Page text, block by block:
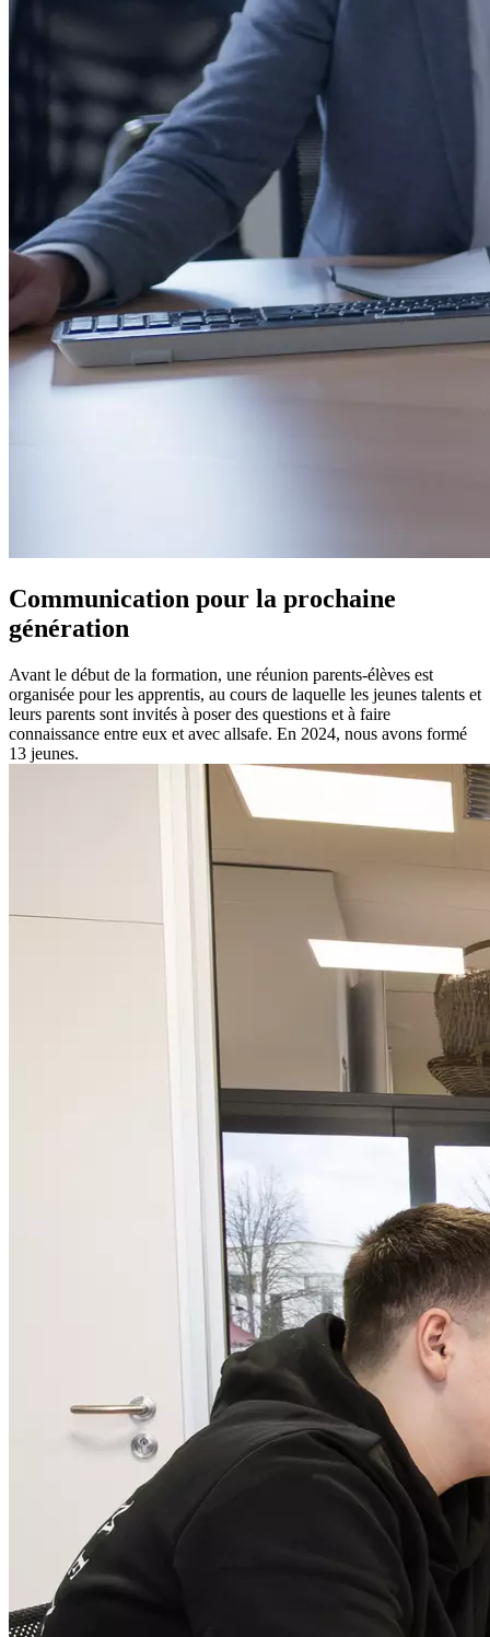
Communication pour la prochaine
génération
Avant le début de la formation, une réunion parents-élèves est
organisée pour les apprentis, au cours de laquelle les jeunes talents et
leurs parents sont invités à poser des questions et à faire
connaissance entre eux et avec allsafe. En 2024, nous avons formé
13 jeunes.